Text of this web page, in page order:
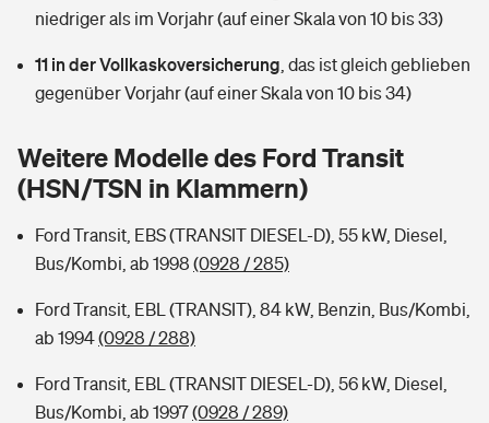
Hochwasser-Check: Wie gefährdet ist Ihr Haus?
Wer versichert was: Jetzt Versicherer finden
Sie haben Fragen?
Hundehalter-Haftpflicht
Private Cyberversicherung
Musikinstrumentenversicherung
Zur Übersicht
Tools
Tools
Wer versichert was: Jetzt Versicherer finden
Sie haben Fragen?
Rentenrechner: Wie viel Geld bekomme ich im Alter?
niedriger als im Vorjahr (auf einer Skala von 10 bis 33)
11 in der Vollkaskoversicherung das ist gleich geblieben
gegenüber Vorjahr (auf einer Skala von 10 bis 34)
Weitere Modelle des Ford Transit
(HSN/TSN in Klammern)
Ford Transit, EBS (TRANSIT DIESEL-D), 55 kW, Diesel,
Bus/Kombi, ab 1998 (0928 / 285)
Ford Transit, EBL (TRANSIT), 84 kW, Benzin, Bus/Kombi,
ab 1994(0928 / 288)
Ford Transit, EBL (TRANSIT DIESEL-D), 56 kW, Diesel,
Bus/Kombi, ab 1997(0928 / 289)